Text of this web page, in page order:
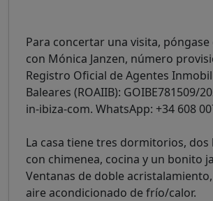
Para concertar una visita,
con Mónica Janzen, número
Registro Oficial de Agentes
Baleares (ROAIIB): GOIBE781509/
in-ibiza-com. WhatsApp: +34 608
La casa tiene tres dormitorios, dos
con chimenea, cocina y un bonito
Ventanas de doble
aire acondicionado de frío/calor.